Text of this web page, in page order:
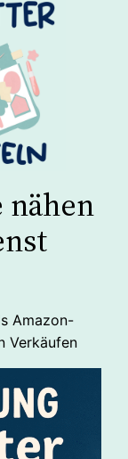
nähen
Amazon-
Verkäufen